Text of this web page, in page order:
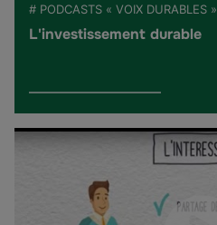
# PODCASTS « VOIX DURABLES »
L'investissement durable